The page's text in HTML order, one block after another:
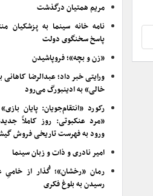
مریم همتیان درگذشت
نامه خانه سینما به پزشکیان
پاسخ سخنگوی دولت
«زن و بچه»؛ فروپاشیدن
ورایتی خبر داد؛ عبدالرضا
خالی» به ادینبورگ می‌رود
رکورد «انتقام‌جویان: پایان
«مرد عنکبوتی: روز کاملاً
ورود به فهرست تاریخی فروش
امیر نادری و ذات و زبان سینما
رمان «رخشان»؛ گُذار از خامیِ
رسیدن به بلوغ فکری